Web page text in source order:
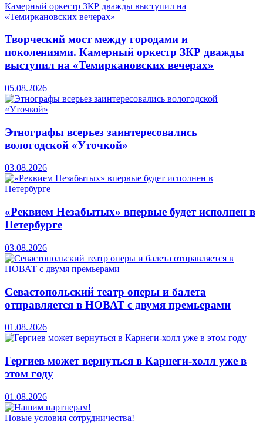
Творческий мост между городами и
поколениями. Камерный оркестр ЗКР дважды
выступил на «Темиркановских вечерах»
05.08.2026
Этнографы всерьез заинтересовались
вологодской «Уточкой»
03.08.2026
«Реквием Незабытых» впервые будет исполнен в
Петербурге
03.08.2026
Севастопольский театр оперы и балета
отправляется в НОВАТ с двумя премьерами
01.08.2026
Гергиев может вернуться в Карнеги-холл уже в
этом году
01.08.2026
Новые условия сотрудничества!